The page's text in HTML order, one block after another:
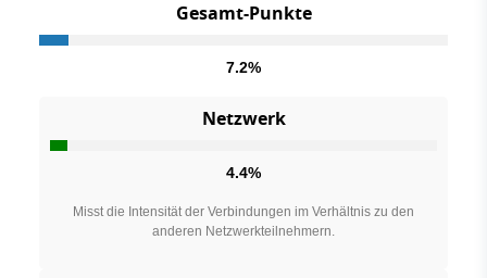
Gesamt-Punkte
7.2%
Netzwerk
4.4%
Misst die Intensität der Verbindungen im Verhältnis zu den
anderen Netzwerkteilnehmern.